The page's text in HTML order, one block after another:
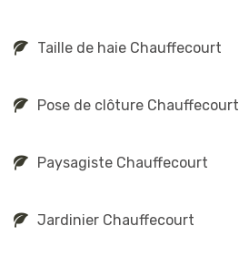
Taille de haie Chauffecourt
Pose de clôture Chauffecourt
Paysagiste Chauffecourt
Jardinier Chauffecourt